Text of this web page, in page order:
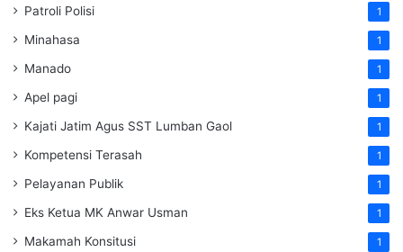
Patroli Polisi 1
Minahasa 1
Manado 1
Apel pagi 1
Kajati Jatim Agus SST Lumban Gaol 1
Kompetensi Terasah 1
Pelayanan Publik 1
Eks Ketua MK Anwar Usman 1
Makamah Konsitusi 1